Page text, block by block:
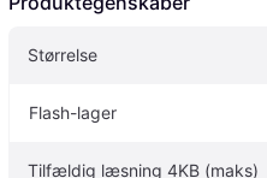
Størrelse
Flash-lager
Tilfældig læsning 4KB (maks)